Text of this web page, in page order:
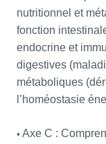
nutritionnel et
fonction
endocrine et
digestives
métaboliques
l’homéostasie
• Axe C :